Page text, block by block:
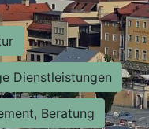
Dienstleistungen
Beratung